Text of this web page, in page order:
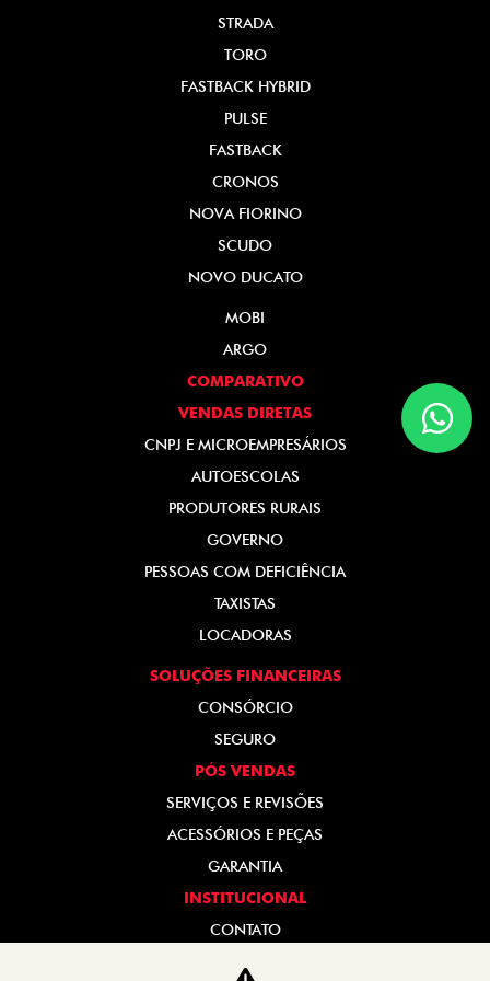
STRADA
TORO
FASTBACK HYBRID
PULSE
FASTBACK
CRONOS
NOVA FIORINO
SCUDO
NOVO DUCATO
MOBI
ARGO
COMPARATIVO
VENDAS DIRETAS
CNPJ E MICROEMPRESÁRIOS
AUTOESCOLAS
PRODUTORES RURAIS
GOVERNO
PESSOAS COM DEFICIÊNCIA
TAXISTAS
LOCADORAS
SOLUÇÕES FINANCEIRAS
CONSÓRCIO
SEGURO
PÓS VENDAS
SERVIÇOS E REVISÕES
ACESSÓRIOS E PEÇAS
GARANTIA
INSTITUCIONAL
CONTATO